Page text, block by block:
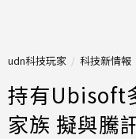
udn科技玩家 科技新情報
持有Ubisoft
家族 擬與騰